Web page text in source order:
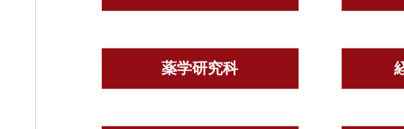
薬学研究科